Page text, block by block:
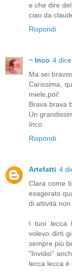
e che dire del
ciao da
Rispondi
~ Inco 4
Ma sei
Carissima,
miele,poi!
Brava brava
Un
Inco
Rispondi
Artefatti 4
Clara come
esagerato
di attività
I tuoi lecca
volevo dirti
sempre più
"Invidio"
lecca lecca è